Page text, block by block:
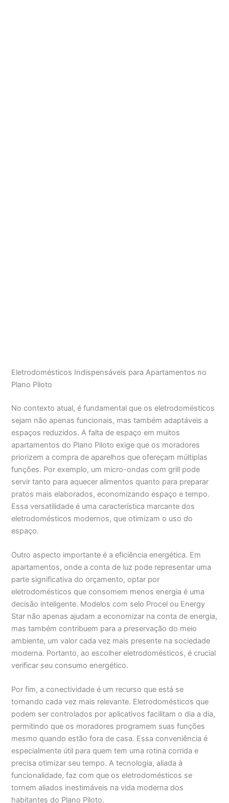
Eletrodomésticos Indispensáveis para Apartamentos no
Plano Piloto
No contexto atual, é fundamental que os eletrodomésticos
sejam não apenas funcionais, mas também adaptáveis a
espaços reduzidos. A falta de espaço em muitos
apartamentos do Plano Piloto exige que os moradores
priorizem a compra de aparelhos que ofereçam múltiplas
funções. Por exemplo, um micro-ondas com grill pode
servir tanto para aquecer alimentos quanto para preparar
pratos mais elaborados, economizando espaço e tempo.
Essa versatilidade é uma característica marcante dos
eletrodomésticos modernos, que otimizam o uso do
espaço.
Outro aspecto importante é a eficiência energética. Em
apartamentos, onde a conta de luz pode representar uma
parte significativa do orçamento, optar por
eletrodomésticos que consomem menos energia é uma
decisão inteligente. Modelos com selo Procel ou Energy
Star não apenas ajudam a economizar na conta de energia,
mas também contribuem para a preservação do meio
ambiente, um valor cada vez mais presente na sociedade
moderna. Portanto, ao escolher eletrodomésticos, é crucial
verificar seu consumo energético.
Por fim, a conectividade é um recurso que está se
tornando cada vez mais relevante. Eletrodomésticos que
podem ser controlados por aplicativos facilitam o dia a dia,
permitindo que os moradores programem suas funções
mesmo quando estão fora de casa. Essa conveniência é
especialmente útil para quem tem uma rotina corrida e
precisa otimizar seu tempo. A tecnologia, aliada à
funcionalidade, faz com que os eletrodomésticos se
tornem aliados inestimáveis na vida moderna dos
habitantes do Plano Piloto.